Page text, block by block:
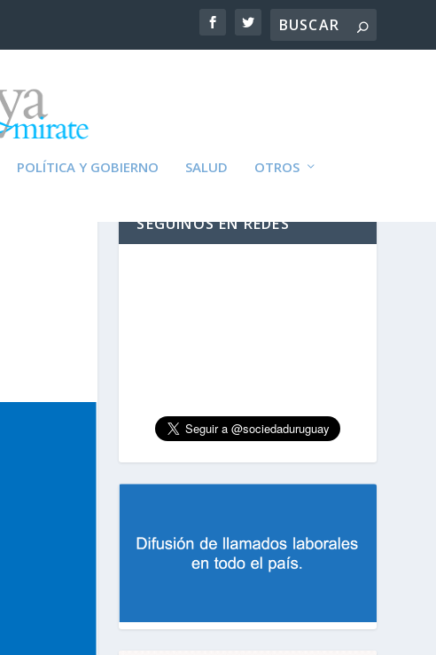
POLÍTICA Y GOBIERNO SALUD OTROS
SEGUINOS EN REDES